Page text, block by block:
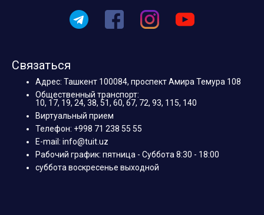
Связаться
Адрес: Ташкент 100084, проспект Амира Темура 108
Общественный транспорт:
10, 17, 19, 24, 38, 51, 60, 67, 72, 93, 115, 140
Виртуальный прием
Телефон: +998 71 238 55 55
E-mail: info@tuit.uz
Рабочий график: пятница - Суббота 8:30 - 18:00
суббота воскресенье выходной